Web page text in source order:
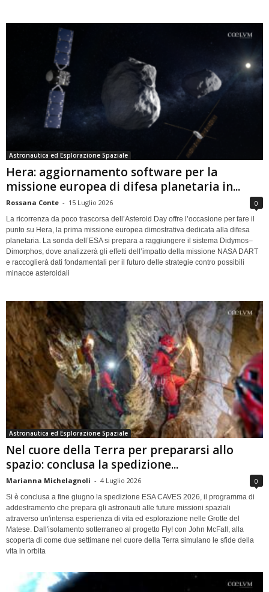
Astronautica ed Esplorazione Spaziale
Hera: aggiornamento software per la
missione europea di difesa planetaria in...
Rossana Conte - 15 Luglio 2026 0
La ricorrenza da poco trascorsa dell’Asteroid Day offre l’occasione per fare il
punto su Hera, la prima missione europea dimostrativa dedicata alla difesa
planetaria. La sonda dell’ESA si prepara a raggiungere il sistema Didymos–
Dimorphos, dove analizzerà gli effetti dell’impatto della missione NASA DART
e raccoglierà dati fondamentali per il futuro delle strategie contro possibili
minacce asteroidali
Astronautica ed Esplorazione Spaziale
Nel cuore della Terra per prepararsi allo
spazio: conclusa la spedizione...
Marianna Michelagnoli - 4 Luglio 2026 0
Si è conclusa a fine giugno la spedizione ESA CAVES 2026, il programma di
addestramento che prepara gli astronauti alle future missioni spaziali
attraverso un'intensa esperienza di vita ed esplorazione nelle Grotte del
Matese. Dall'isolamento sotterraneo al progetto Fly! con John McFall, alla
scoperta di come due settimane nel cuore della Terra simulano le sfide della
vita in orbita